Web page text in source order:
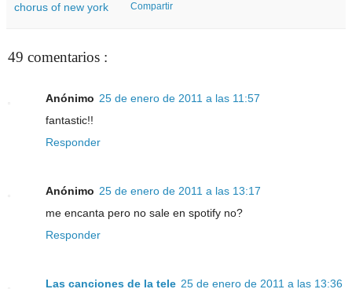
chorus of new york
Compartir
49 comentarios :
Anónimo 25 de enero de 2011 a las 11:57
fantastic!!
Responder
Anónimo 25 de enero de 2011 a las 13:17
me encanta pero no sale en spotify no?
Responder
Las canciones de la tele 25 de enero de 2011 a las 13:36